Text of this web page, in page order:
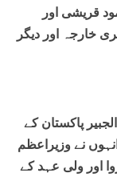
قریشی اور
خارجہ اور دیگر
پاکستان کے
نے وزیراعظم
اور ولی عہد کے